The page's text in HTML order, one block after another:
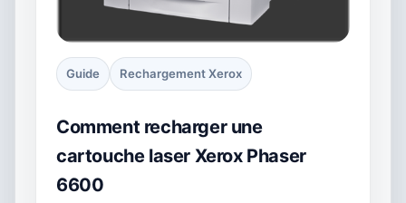
Guide Rechargement Xerox
Comment recharger une
cartouche laser Xerox Phaser
6600